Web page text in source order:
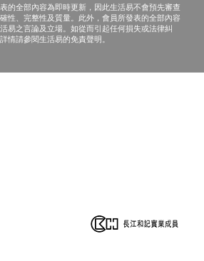
的全部內容為即時更新，因此生活易不會預先審查
性、完整性及質量。此外，會員所發表的全部內容
易之言論及立場。如從而引起任何損失或法律糾
情請參閱生活易的免責聲明。